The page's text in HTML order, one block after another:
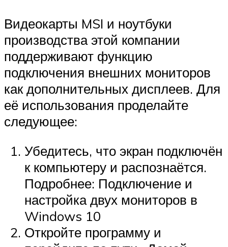
Видеокарты MSI и ноутбуки
производства этой компании
поддерживают функцию
подключения внешних мониторов
как дополнительных дисплеев. Для
её использования проделайте
следующее:
Убедитесь, что экран подключён
к компьютеру и распознаётся.
Подробнее: Подключение и
настройка двух мониторов в
Windows 10
Откройте программу и